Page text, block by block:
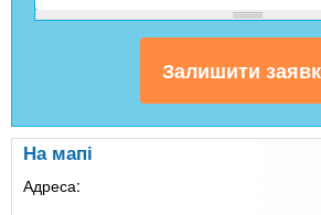
На мапі
Адреса: